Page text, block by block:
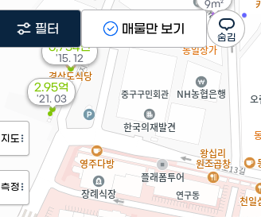
9m²
2.95억
'21. 03
6,734만
'15. 12
지도
측정
필터 매물만 보기